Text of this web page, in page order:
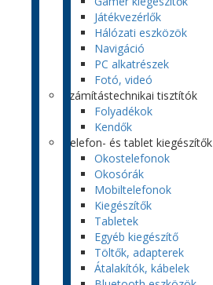
Játékvezérlők
Hálózati eszközök
Navigáció
PC alkatrészek
Fotó, videó
Számítástechnikai tisztítók
Folyadékok
Kendők
Telefon- és tablet kiegészítők
Okostelefonok
Okosórák
Mobiltelefonok
Kiegészítők
Tabletek
Egyéb kiegészítő
Töltők, adapterek
Átalakítók, kábelek